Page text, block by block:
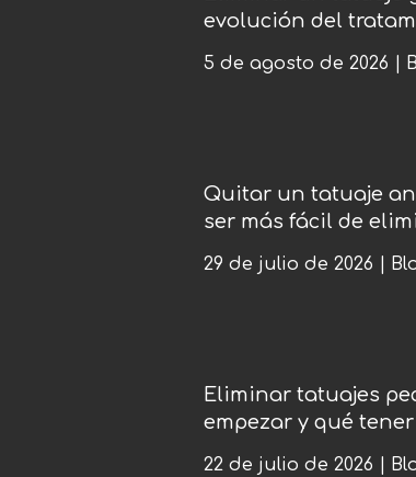
evolución del
5 de agosto de 2026
Quitar un tatuaje
ser más fácil de
29 de julio de 2026
Eliminar tatuajes
empezar y qué
22 de julio de 2026